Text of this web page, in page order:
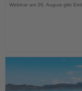
Webinar am 26. August gibt